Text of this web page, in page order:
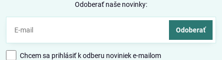
Odoberať naše novinky:
Odoberať
Chcem sa prihlásiť k odberu noviniek e-mailom